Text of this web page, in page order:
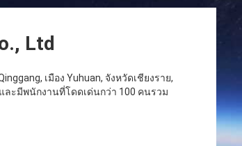
Ltd
เมือง Yuhuan, จังหวัดเชียงราย,
ะมีพนักงานที่โดดเด่นกว่า 100 คนรวม